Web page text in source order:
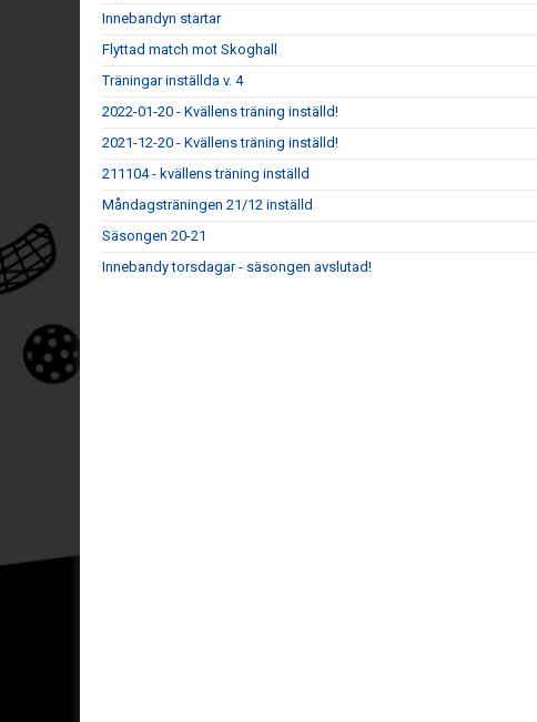
Innebandyn startar
Flyttad match mot Skoghall
Träningar inställda v. 4
2022-01-20 - Kvällens träning inställd!
2021-12-20 - Kvällens träning inställd!
211104 - kvällens träning inställd
Måndagsträningen 21/12 inställd
Säsongen 20-21
Innebandy torsdagar - säsongen avslutad!